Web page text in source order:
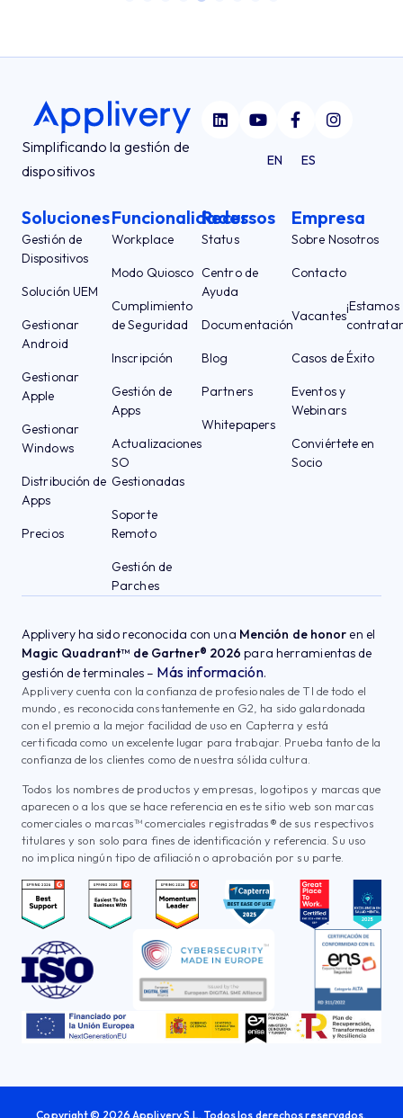
Simplificando la gestión de
dispositivos
EN ES
Soluciones
Gestión de
Dispositivos
Solución UEM
Gestionar
Android
Gestionar
Apple
Gestionar
Windows
Distribución de
Apps
Precios
Funcionalidades
Workplace
Modo Quiosco
Cumplimiento
de Seguridad
Inscripción
Gestión de
Apps
Actualizaciones
SO
Gestionadas
Soporte
Remoto
Gestión de
Parches
Recursos
Status
Centro de
Ayuda
Documentación
Blog
Partners
Whitepapers
Empresa
Sobre Nosotros
Contacto
Vacantes
¡Estamos
Casos de Éxito
Eventos y
Webinars
Conviértete en
Socio
Applivery ha sido reconocida con una Mención de honor en el
Magic Quadrant™ de Gartner® 2026 para herramientas de
gestión de terminales – Más información.
Applivery cuenta con la confianza de profesionales de TI de todo el
mundo, es reconocida constantemente en G2, ha sido galardonada
con el premio a la mejor facilidad de uso en Capterra y está
certificada como un excelente lugar para trabajar. Prueba tanto de la
confianza de los clientes como de nuestra sólida cultura.
Todos los nombres de productos y empresas, logotipos y marcas que
aparecen o a los que se hace referencia en este sitio web son marcas
comerciales o marcas™ comerciales registradas® de sus respectivos
titulares y son solo para fines de identificación y referencia. Su uso
no implica ningún tipo de afiliación o aprobación por su parte.
Copyright © 2026 Applivery S.L. Todos los derechos reservados.